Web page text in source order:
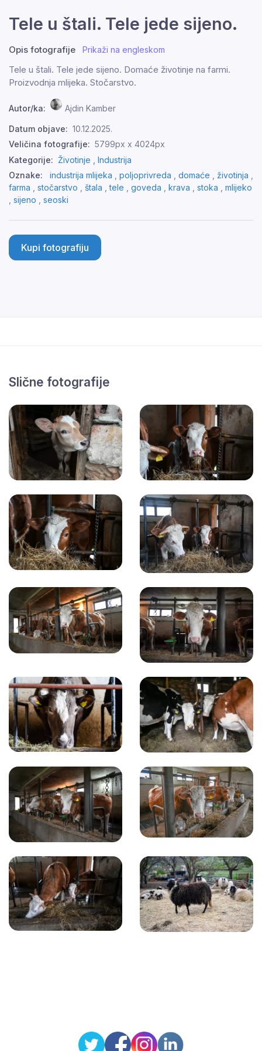
Tele u štali. Tele jede sijeno.
Opis fotografije Prikaži na engleskom
Tele u štali. Tele jede sijeno. Domaće životinje na farmi.
Proizvodnja mlijeka. Stočarstvo.
Autor/ka: Ajdin Kamber
Datum objave: 10.12.2025.
Veličina fotografije: 5799px x 4024px
Kategorije: Životinje , Industrija
Oznake:
industrija mlijeka poljoprivreda domaće životinja
farma
stočarstvo štala ,tele goveda krava stoka
mlijeko
sijeno seoski
Kupi fotografiju
Slične fotografije